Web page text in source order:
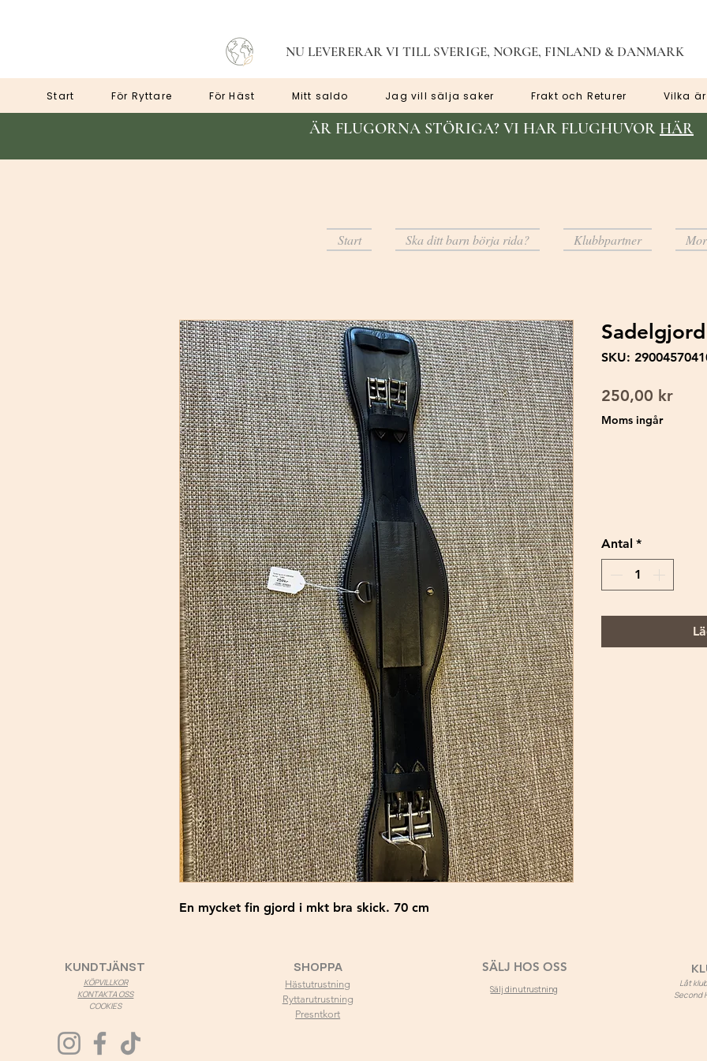
NU LEVERERAR VI TILL SVERIGE, NORGE, FINLAND & DANMARK
Start För Ryttare För Häst Mitt saldo Jag vill sälja saker Frakt och Returer Vilka
ÄR FLUGORNA STÖRIGA? VI HAR FLUGHUVOR HÄR
En mycket fin gjord i mkt bra skick. 70 cm
SKU:
250,00 krPris
Moms ingår
Antal *
Start Ska ditt barn börja rida? Klubbpartner
KUNDTJÄNST
KÖPVILLKOR
KONTAKTA OSS
COOKIES
SHOPPA
Hästutrustning
Ryttarutrustning
Presntkort
SÄLJ HOS OSS
Sälj din utrustning
Låt
Second